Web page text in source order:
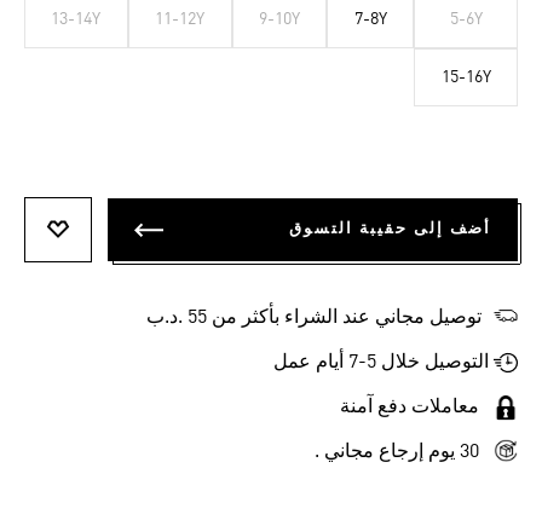
5-6Y
7-8Y
9-10Y
11-12Y
13-14Y
15-16Y
أضف إلى حقيبة التسوق
توصيل مجاني عند الشراء بأكثر من 55 .د.ب‎
التوصيل خلال 5-7 أيام عمل
معاملات دفع آمنة